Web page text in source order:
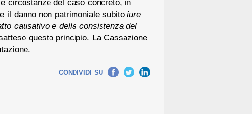
circostanze del caso concreto, in
il danno non patrimoniale subitoiure
causativo e della consistenza del
questo principio. La Cassazione
CONDIVIDI SUFacebookTwitterLinkedIn